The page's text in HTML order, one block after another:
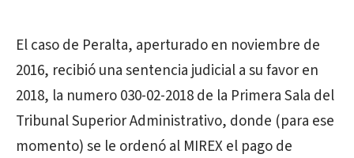
El caso de Peralta, aperturado en noviembre de
2016, recibió una sentencia judicial a su favor en
2018, la numero 030-02-2018 de la Primera Sala del
Tribunal Superior Administrativo, donde (para ese
momento) se le ordenó al MIREX el pago de